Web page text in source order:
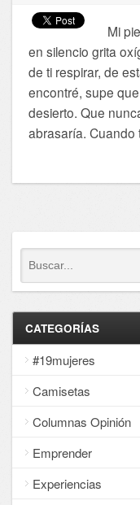
Mi
en silencio grita
de ti respirar, de
encontré, supe
desierto. Que
abrasaría.
CATEGORÍAS
#19mujeres
Camisetas
Columnas Opinión
Emprender
Experiencias